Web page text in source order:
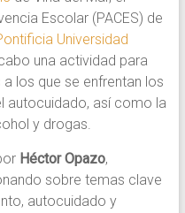
Escolar (PACES) de
Universidad
una actividad para
los que se enfrentan los
autocuidado, así como la
y drogas.
Héctor Opazo,
sobre temas clave
autocuidado y